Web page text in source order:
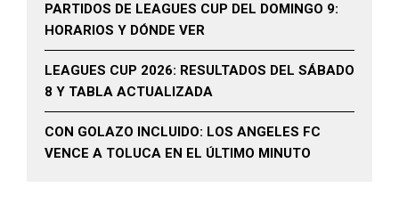
PARTIDOS DE LEAGUES CUP DEL DOMINGO 9:
HORARIOS Y DÓNDE VER
LEAGUES CUP 2026: RESULTADOS DEL SÁBADO
8 Y TABLA ACTUALIZADA
CON GOLAZO INCLUIDO: LOS ANGELES FC
VENCE A TOLUCA EN EL ÚLTIMO MINUTO